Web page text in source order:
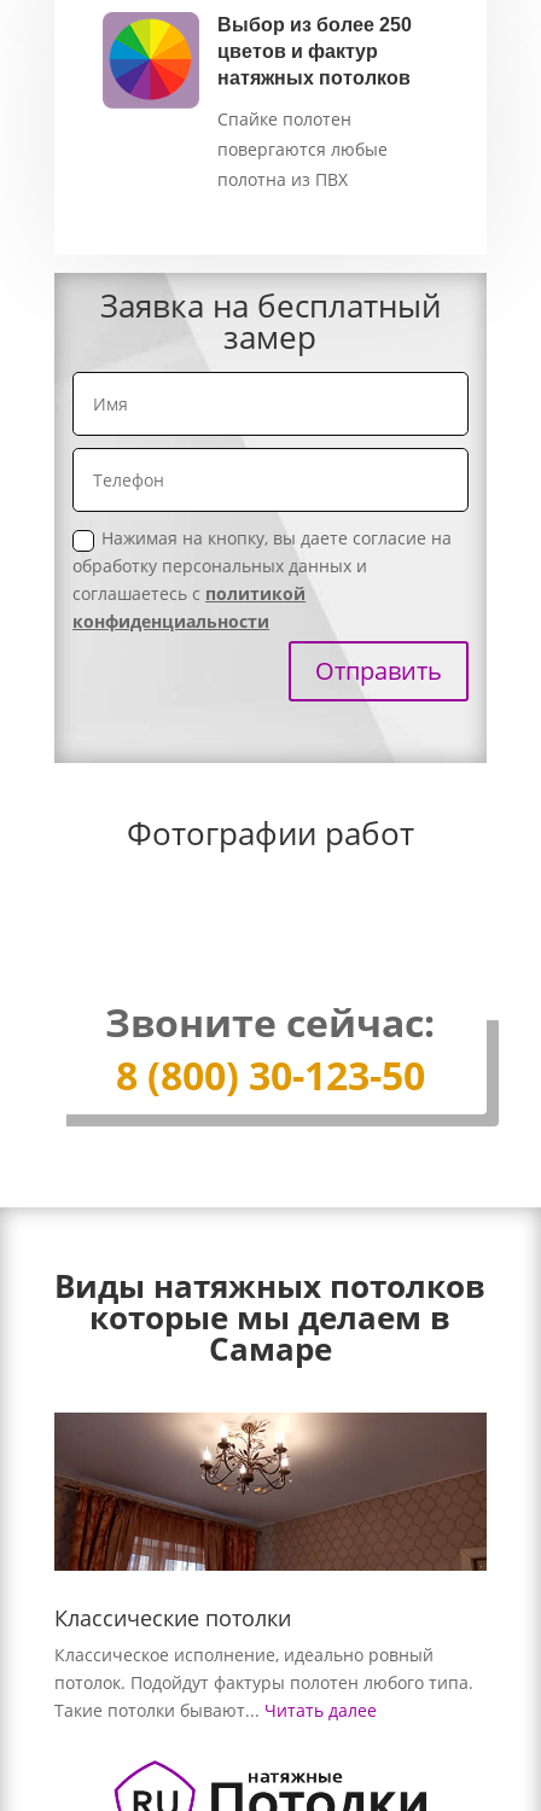
Выбор из более 250
цветов и фактур
натяжных потолков
Спайке полотен
повергаются любые
полотна из ПВХ
Заявка на бесплатный
замер
Нажимая на кнопку, вы даете согласие на
обработку персональных данных и
соглашаетесь с политикой
конфиденциальности
Отправить
Фотографии работ
Звоните сейчас:
8 (800) 30-123-50
Виды натяжных потолков
которые мы делаем в
Самаре
Классические потолки
Классическое исполнение, идеально ровный
потолок. Подойдут фактуры полотен любого типа.
Такие потолки бывают... Читать далее